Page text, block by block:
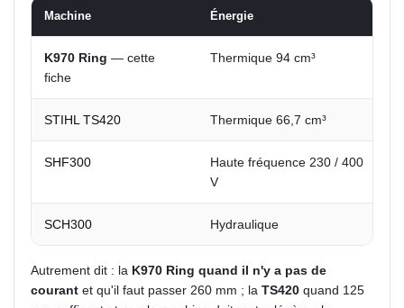
Machine Énergie
K970 Ring — cette
fiche
Thermique 94 cm³
STIHL TS420 Thermique 66,7 cm³
SHF300
Haute fréquence 230 / 400
V
SCH300 Hydraulique
Autrement dit : la K970 Ring quand il n'y a pas de
courant et qu'il faut passer 260 mm ; la TS420 quand 125